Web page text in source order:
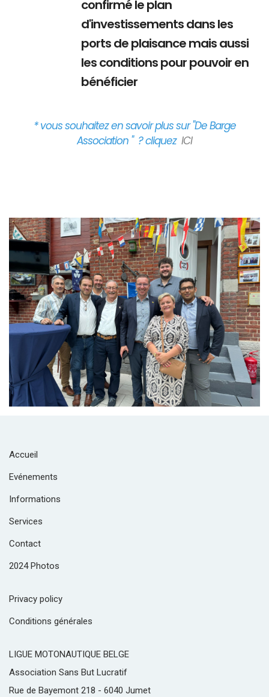
confirmé le plan
d'investissements dans les
ports de plaisance mais aussi
les conditions pour pouvoir en
bénéficier
* vous souhaitez en savoir plus sur "De Barge
Association " ? cliquez ICI
Branding
ARMCHAIR
Accueil
Evénements
Informations
Services
Contact
2024 Photos
Privacy policy
Conditions générales
LIGUE MOTONAUTIQUE BELGE
Association Sans But Lucratif
Rue de Bayemont 218 - 6040 Jumet